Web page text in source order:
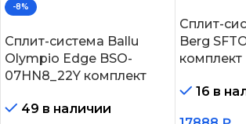
-8%
Сплит-система Ballu
Olympio Edge BSO-
07HN8_22Y комплект
49 в наличии
Сплит-
Berg
комплект
16 в